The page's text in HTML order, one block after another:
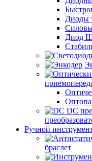
Диоды
Диод
Ручной
браслет